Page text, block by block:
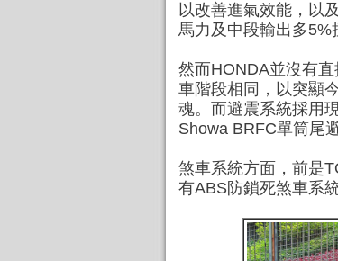
以改善進氣效能，以
馬力及中段輸出多5%
然而HONDA並沒有
車階段相同，以突顯
魂。而避震系統採用
Showa BRFC單筒尾避
煞車系統方面，前是
有ABS防鎖死煞車系統